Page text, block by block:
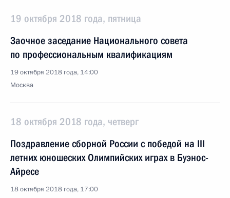
19 октября 2018 года, пятница
Заочное заседание Национального совета
по профессиональным квалификациям
19 октября 2018 года, 14:00
Москва
18 октября 2018 года, четверг
Поздравление сборной России с победой на III
летних юношеских Олимпийских играх в Буэнос-
Айресе
18 октября 2018 года, 17:00